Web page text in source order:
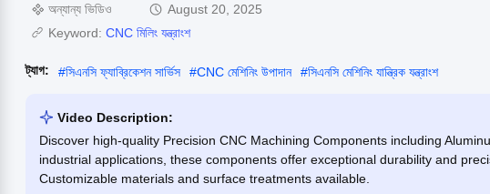
অন্যান্য ভিডিও
August 20, 2025
Keyword: CNC মিলিং যন্ত্রাংশ
ট্যাগ: #সিএনসি ফ্যাব্রিকেশন সার্ভিস #CNC মেশিনিং উপাদান #সিএনসি মেশিনিং যান্ত্রিক যন্ত্রাংশ
Video Description:
Discover high-quality Precision CNC Machining Components including
industrial applications, these components offer exceptional durability and
Customizable materials and surface treatments available.